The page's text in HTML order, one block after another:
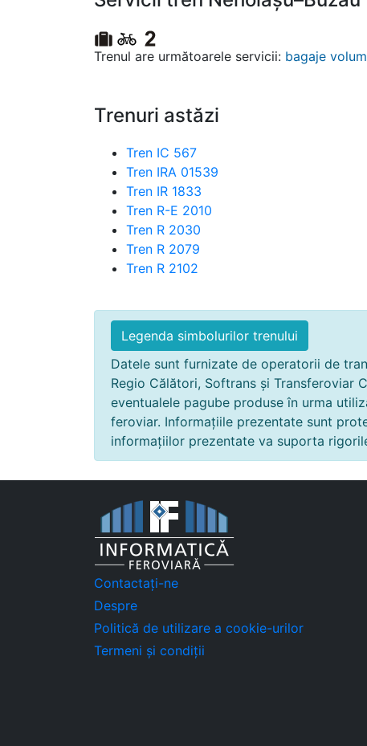
Trenul are următoarele servicii: bagaje
Trenuri astăzi
Tren IC 567
Tren IRA 01539
Tren IR 1833
Tren R-E 2010
Tren R 2030
Tren R 2079
Tren R 2102
Legenda simbolurilor trenului
Datele sunt furnizate de operatorii de
Regio Călători, Softrans și Transferoviar
eventualele pagube produse în urma
feroviar. Informațiile prezentate sunt
informațiilor prezentate va suporta
Contactați-ne
Despre
Politică de utilizare a cookie-urilor
Termeni și condiții